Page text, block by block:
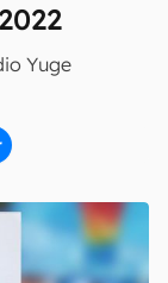
Yuge
Termos de